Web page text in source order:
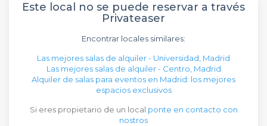
Este local no se puede reservar a través
Privateaser
Encontrar locales similares:
Las mejores salas de alquiler - Universidad, Madrid
Las mejores salas de alquiler - Centro, Madrid
Alquiler de salas para eventos en Madrid: los mejores
espacios exclusivos
Si eres propietario de un local ponte en contacto con
nostros